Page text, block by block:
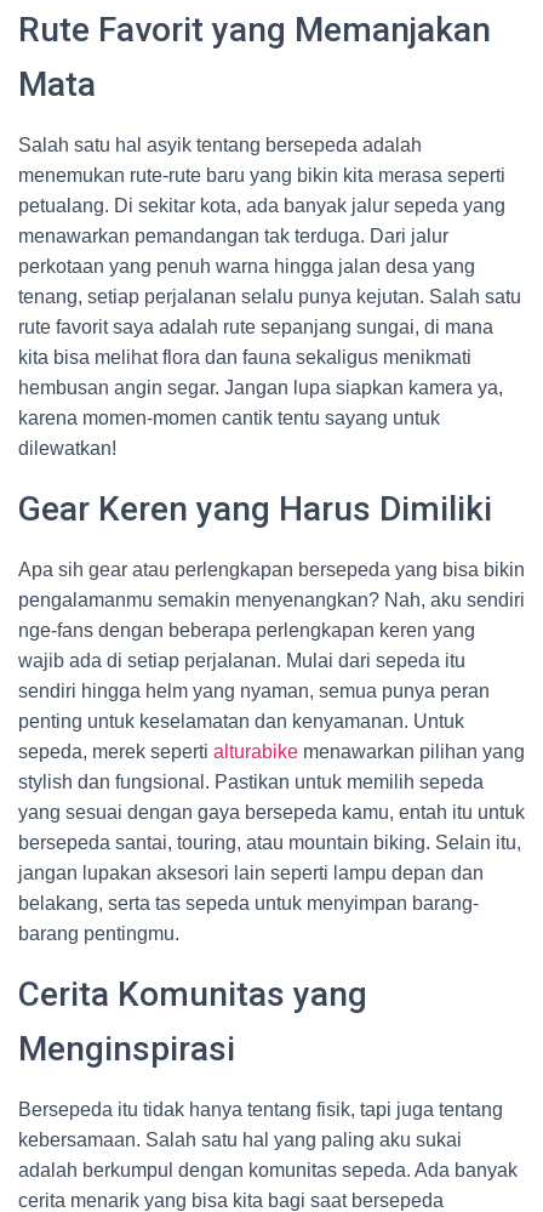
Rute Favorit yang Memanjakan
Mata
Salah satu hal asyik tentang bersepeda adalah
menemukan rute-rute baru yang bikin kita merasa seperti
petualang. Di sekitar kota, ada banyak jalur sepeda yang
menawarkan pemandangan tak terduga. Dari jalur
perkotaan yang penuh warna hingga jalan desa yang
tenang, setiap perjalanan selalu punya kejutan. Salah satu
rute favorit saya adalah rute sepanjang sungai, di mana
kita bisa melihat flora dan fauna sekaligus menikmati
hembusan angin segar. Jangan lupa siapkan kamera ya,
karena momen-momen cantik tentu sayang untuk
dilewatkan!
Gear Keren yang Harus Dimiliki
Apa sih gear atau perlengkapan bersepeda yang bisa bikin
pengalamanmu semakin menyenangkan? Nah, aku sendiri
nge-fans dengan beberapa perlengkapan keren yang
wajib ada di setiap perjalanan. Mulai dari sepeda itu
sendiri hingga helm yang nyaman, semua punya peran
penting untuk keselamatan dan kenyamanan. Untuk
sepeda, merek seperti alturabike menawarkan pilihan yang
stylish dan fungsional. Pastikan untuk memilih sepeda
yang sesuai dengan gaya bersepeda kamu, entah itu untuk
bersepeda santai, touring, atau mountain biking. Selain itu,
jangan lupakan aksesori lain seperti lampu depan dan
belakang, serta tas sepeda untuk menyimpan barang-
barang pentingmu.
Cerita Komunitas yang
Menginspirasi
Bersepeda itu tidak hanya tentang fisik, tapi juga tentang
kebersamaan. Salah satu hal yang paling aku sukai
adalah berkumpul dengan komunitas sepeda. Ada banyak
cerita menarik yang bisa kita bagi saat bersepeda